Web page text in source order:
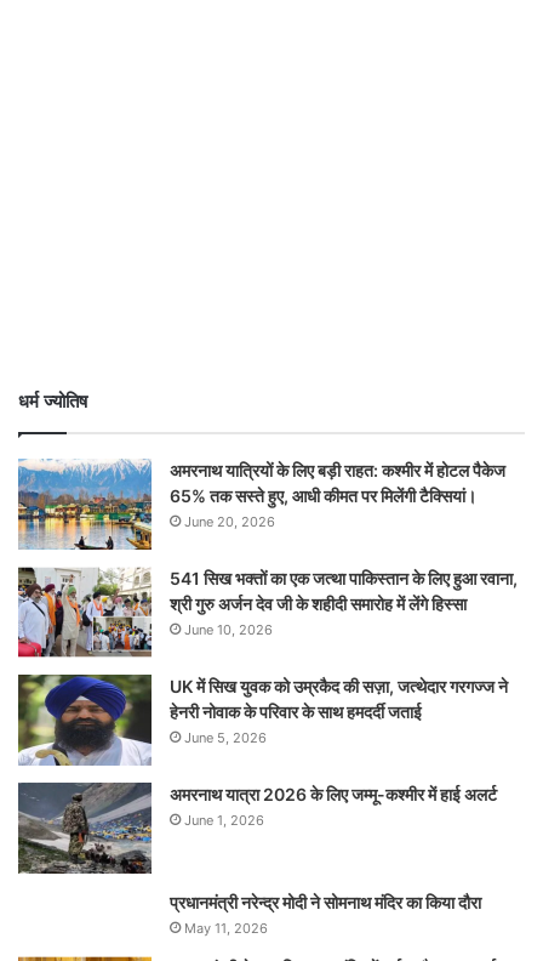
धर्म ज्योतिष
अमरनाथ यात्रियों के लिए बड़ी राहत: कश्मीर में होटल पैकेज
65% तक सस्ते हुए, आधी कीमत पर मिलेंगी टैक्सियां।
June 20, 2026
541 सिख भक्तों का एक जत्था पाकिस्तान के लिए हुआ रवाना,
श्री गुरु अर्जन देव जी के शहीदी समारोह में लेंगे हिस्सा
June 10, 2026
UK में सिख युवक को उम्रकैद की सज़ा, जत्थेदार गरगज्ज ने
हेनरी नोवाक के परिवार के साथ हमदर्दी जताई
June 5, 2026
अमरनाथ यात्रा 2026 के लिए जम्मू-कश्मीर में हाई अलर्ट
June 1, 2026
प्रधानमंत्री नरेन्‍द्र मोदी ने सोमनाथ मंदिर का किया दौरा
May 11, 2026